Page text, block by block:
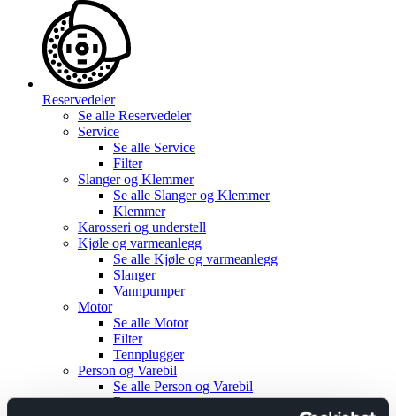
Reservedeler
Se alle Reservedeler
Service
Se alle Service
Filter
Slanger og Klemmer
Se alle Slanger og Klemmer
Klemmer
Karosseri og understell
Kjøle og varmeanlegg
Se alle Kjøle og varmeanlegg
Slanger
Vannpumper
Motor
Se alle Motor
Filter
Tennplugger
Person og Varebil
Se alle Person og Varebil
Brems